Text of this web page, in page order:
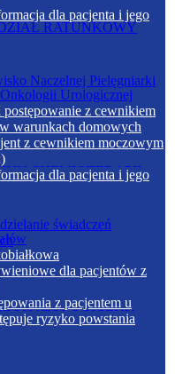
RATUNKOWY
CHEMIOTERAPII
dla pacjenta i jego
Urologicznej
postępowanie z cewnikiem
warunkach domowych
z cewnikiem moczowym
dla pacjenta i jego
dla pacjentów z
z pacjentem u
ryzyko powstania
Naczelnej Pielęgniarki
świadczeń